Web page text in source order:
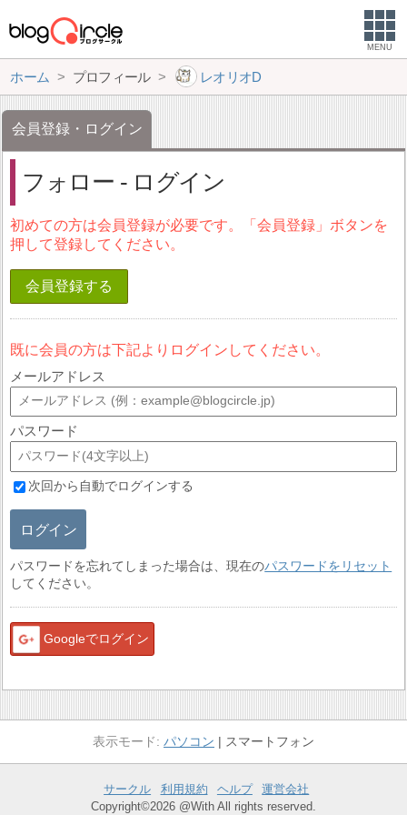
MENU
ホーム プロフィール レオリオD
会員登録・ログイン
フォロー - ログイン
初めての方は会員登録が必要です。「会員登録」ボタンを
押して登録してください。
会員登録する
既に会員の方は下記よりログインしてください。
メールアドレス
パスワード
次回から自動でログインする
ログイン
パスワードを忘れてしまった場合は、現在のパスワードをリセット
してください。
Googleでログイン
パソコン スマートフォン
サークル 利用規約 ヘルプ
運営会社
Copyright©2026 @With All rights reserved.